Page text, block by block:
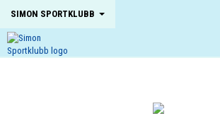
SIMON SPORTKLUBB